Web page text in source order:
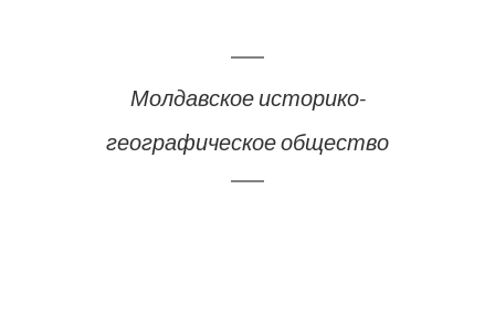
Молдавское историко-
географическое общество